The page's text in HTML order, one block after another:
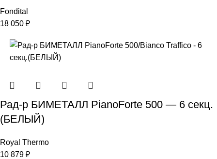
Fondital
18 050 ₽
Рад-р БИМЕТАЛЛ PianoForte 500 — 6 секц.
(БЕЛЫЙ)
Royal Thermo
10 879 ₽